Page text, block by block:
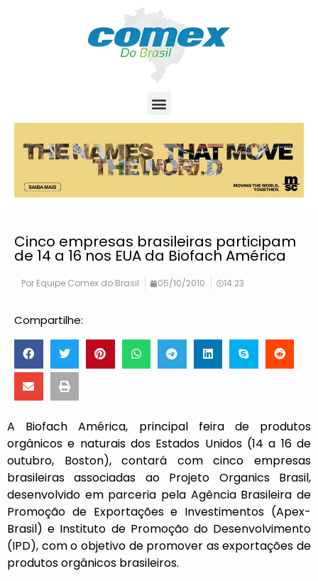
Cinco empresas brasileiras participam
de 14 a 16 nos EUA da Biofach América
Por Equipe Comex do Brasil 05/10/2010 14:23
Compartilhe:
A Biofach América, principal feira de produtos
orgânicos e naturais dos Estados Unidos (14 a 16 de
outubro, Boston), contará com cinco empresas
brasileiras associadas ao Projeto Organics Brasil,
desenvolvido em parceria pela Agência Brasileira de
Promoção de Exportações e Investimentos (Apex-
Brasil) e Instituto de Promoção do Desenvolvimento
(IPD), com o objetivo de promover as exportações de
produtos orgânicos brasileiros.